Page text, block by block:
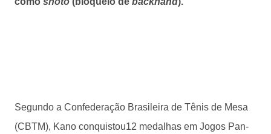
Segundo a Confederação Brasileira de Tênis de Mesa
(CBTM), Kano conquistou12 medalhas em Jogos Pan-